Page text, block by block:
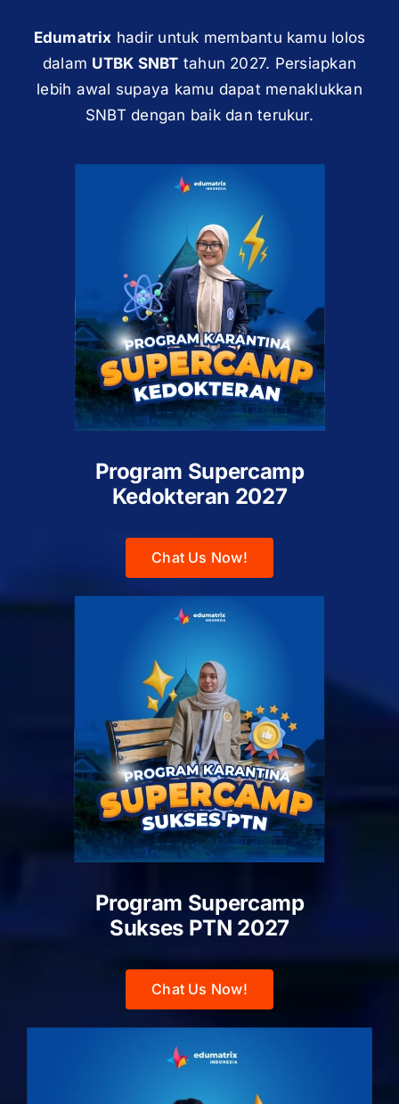
Edumatrix hadir untuk membantu kamu lolos
dalam UTBK SNBT tahun 2027. Persiapkan
lebih awal supaya kamu dapat menaklukkan
SNBT dengan baik dan terukur.
Program Supercamp
Kedokteran 2027
Chat Us Now!
Program Supercamp
Sukses PTN 2027
Chat Us Now!